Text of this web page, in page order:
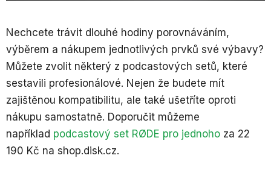
Nechcete trávit dlouhé hodiny porovnáváním,
výběrem a nákupem jednotlivých prvků své výbavy?
Můžete zvolit některý z podcastových setů, které
sestavili profesionálové. Nejen že budete mít
zajištěnou kompatibilitu, ale také ušetříte oproti
nákupu samostatně. Doporučit můžeme
například podcastový set RØDE pro jednoho za 22
190 Kč na shop.disk.cz.